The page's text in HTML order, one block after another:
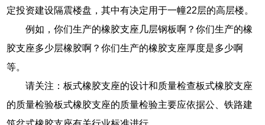
定投资建设隔震楼盘，其中有决定用于一幢22层的高层楼。
例如，你们生产的橡胶支座几层钢板啊？你们生产的橡
胶支座多少层橡胶啊？你们生产的橡胶支座厚度是多少啊
等。
请关注：板式橡胶支座的设计和质量检查板式橡胶支座
的质量检验板式橡胶支座的质量检验主要应依据公、铁路建